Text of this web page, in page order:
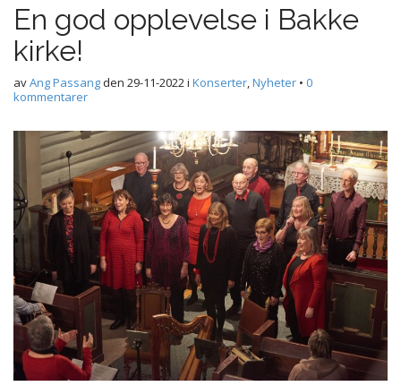
En god opplevelse i Bakke
kirke!
avAng Passangden 29-11-2022i Konserter,Nyheter • 0
kommentarer